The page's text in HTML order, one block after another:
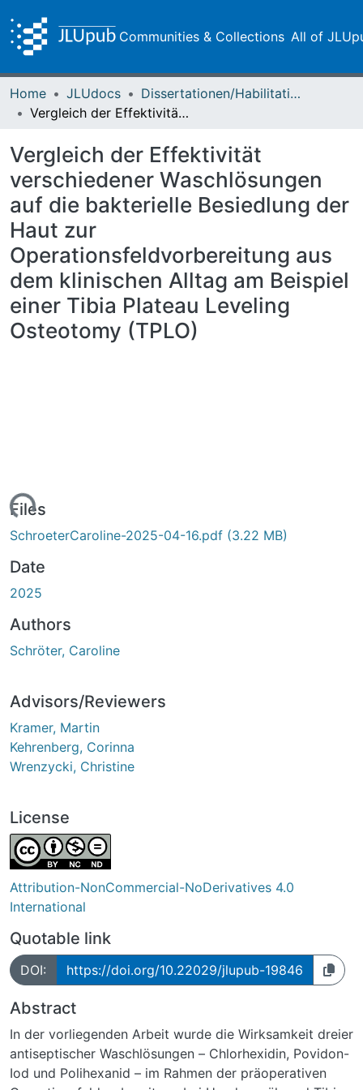
Communities & Collections All of
Home JLUdocs
Dissertationen/Habilitationen
Vergleich der Effektivität verschiedener Waschlösungen auf die bakterielle Besiedlung der Haut zur Operationsfeldvorbereitung aus dem klinischen Alltag am Beispiel einer Tibia Plateau Leveling Osteotomy (TPLO)
Vergleich der Effektivität
verschiedener Waschlösungen
auf die bakterielle Besiedlung der
Haut zur
Operationsfeldvorbereitung aus
dem klinischen Alltag am Beispiel
einer Tibia Plateau Leveling
Osteotomy (TPLO)
Files
SchroeterCaroline-2025-04-16.pdf (3.22 MB)
Date
2025
Authors
Schröter, Caroline
Advisors/Reviewers
Kramer, Martin
Kehrenberg, Corinna
Wrenzycki, Christine
License
Attribution-NonCommercial-NoDerivatives 4.0
International
Quotable link
DOI: https://doi.org/10.22029/jlupub-19846
Abstract
In der vorliegenden Arbeit wurde die Wirksamkeit dreier
antiseptischer Waschlösungen – Chlorhexidin, Povidon-
Iod und Polihexanid – im Rahmen der präoperativen